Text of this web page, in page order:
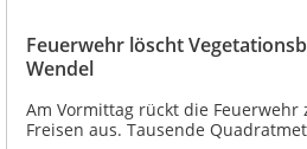
Feuerwehr löscht
Wendel
Am Vormittag rückt die Feuerwehr
Freisen aus. Tausende